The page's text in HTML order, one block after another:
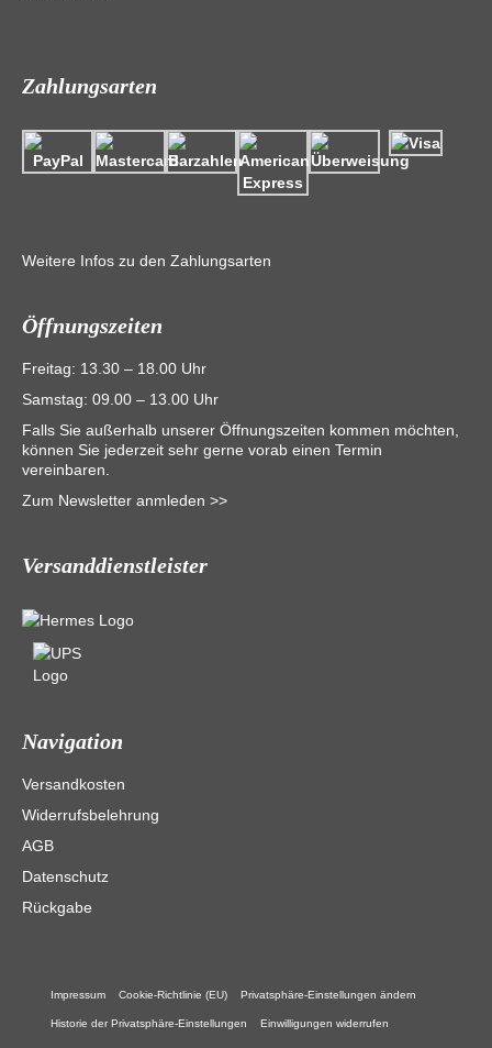
Zahlungsarten
Weitere Infos zu den Zahlungsarten
Öffnungszeiten
Freitag: 13.30 – 18.00 Uhr
Samstag: 09.00 – 13.00 Uhr
Falls Sie außerhalb unserer Öffnungszeiten kommen möchten,
können Sie jederzeit sehr gerne vorab einen Termin
vereinbaren.
Zum Newsletter anmleden >>
Versanddienstleister
Navigation
Versandkosten
Widerrufsbelehrung
AGB
Datenschutz
Rückgabe
Impressum Cookie-Richtlinie (EU) Privatsphäre-Einstellungen ändern
Historie der Privatsphäre-Einstellungen Einwilligungen widerrufen